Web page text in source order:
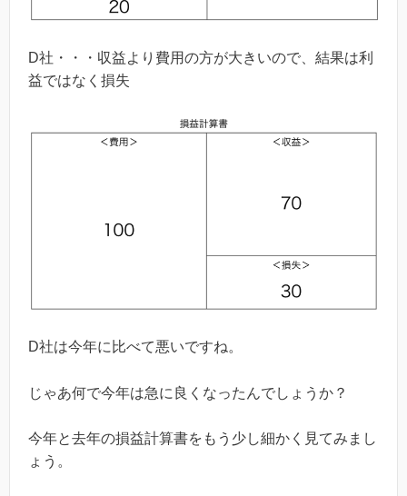
D社・・・収益より費用の方が大きいので、結果は利
益ではなく損失
D社は今年に比べて悪いですね。
じゃあ何で今年は急に良くなったんでしょうか？
今年と去年の損益計算書をもう少し細かく見てみまし
ょう。